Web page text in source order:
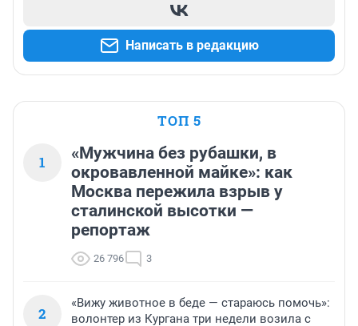
Написать в редакцию
ТОП 5
1
«Мужчина без рубашки, в
окровавленной майке»: как
Москва пережила взрыв у
сталинской высотки —
репортаж
26 796 3
2
«Вижу животное в беде — стараюсь помочь»:
волонтер из Кургана три недели возила с